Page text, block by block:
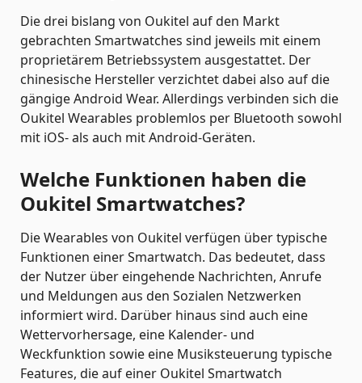
Die drei bislang von Oukitel auf den Markt
gebrachten Smartwatches sind jeweils mit einem
proprietärem Betriebssystem ausgestattet. Der
chinesische Hersteller verzichtet dabei also auf die
gängige Android Wear. Allerdings verbinden sich die
Oukitel Wearables problemlos per Bluetooth sowohl
mit iOS- als auch mit Android-Geräten.
Welche Funktionen haben die
Oukitel Smartwatches?
Die Wearables von Oukitel verfügen über typische
Funktionen einer Smartwatch. Das bedeutet, dass
der Nutzer über eingehende Nachrichten, Anrufe
und Meldungen aus den Sozialen Netzwerken
informiert wird. Darüber hinaus sind auch eine
Wettervorhersage, eine Kalender- und
Weckfunktion sowie eine Musiksteuerung typische
Features, die auf einer Oukitel Smartwatch